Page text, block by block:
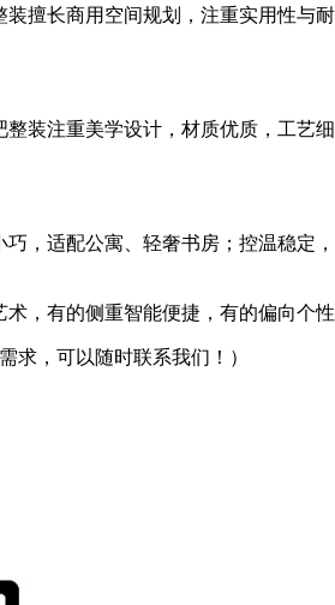
擅长商用空间规划，注重实用性
装注重美学设计，材质优质，工
巧，适配公寓、轻奢书房；控温稳定
，有的侧重智能便捷，有的偏向个
求，可以随时联系我们！）